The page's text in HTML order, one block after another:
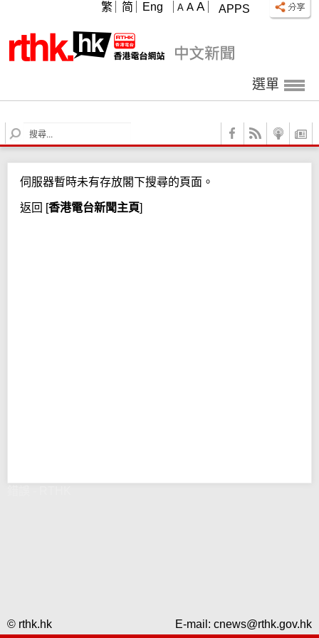
APPS
A A A
繁 简 Eng
選單
S
e
c
h
伺服器暫時未有存放閣下搜尋的頁面。
返回 [香港電台新聞主頁]
© rthk.hk E-mail: cnews@rthk.gov.hk